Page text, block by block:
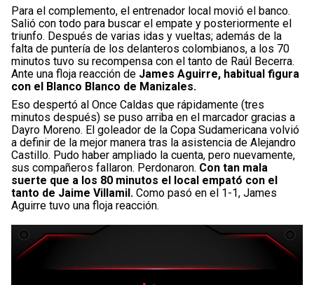
Para el complemento, el entrenador local movió el banco.
Salió con todo para buscar el empate y posteriormente el
triunfo. Después de varias idas y vueltas; además de la
falta de puntería de los delanteros colombianos, a los 70
minutos tuvo su recompensa con el tanto de Raúl Becerra.
Ante una floja reacción de James Aguirre, habitual figura
con el Blanco Blanco de Manizales.
Eso despertó al Once Caldas que rápidamente (tres
minutos después) se puso arriba en el marcador gracias a
Dayro Moreno. El goleador de la Copa Sudamericana volvió
a definir de la mejor manera tras la asistencia de Alejandro
Castillo. Pudo haber ampliado la cuenta, pero nuevamente,
sus compañeros fallaron. Perdonaron. Con tan mala
suerte que a los 80 minutos el local empató con el
tanto de Jaime Villamil. Como pasó en el 1-1, James
Aguirre tuvo una floja reacción.